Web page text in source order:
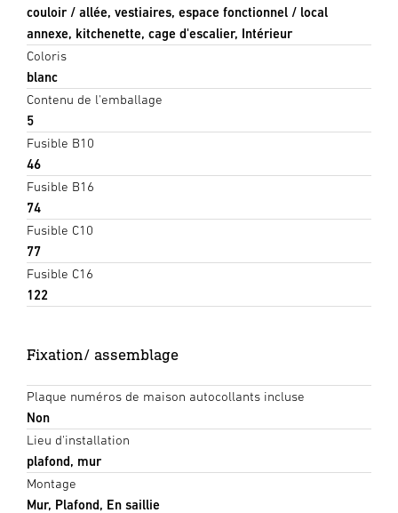
couloir / allée, vestiaires, espace fonctionnel / local
annexe, kitchenette, cage d'escalier, Intérieur
Coloris
blanc
Contenu de l'emballage
5
Fusible B10
46
Fusible B16
74
Fusible C10
77
Fusible C16
122
Fixation/ assemblage
Plaque numéros de maison autocollants incluse
Non
Lieu d'installation
plafond, mur
Montage
Mur, Plafond, En saillie